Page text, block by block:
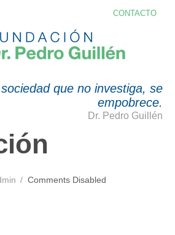
CONTACTO
que no investiga, se
empobrece.
Dr. Pedro Guillén
Comments Disabled